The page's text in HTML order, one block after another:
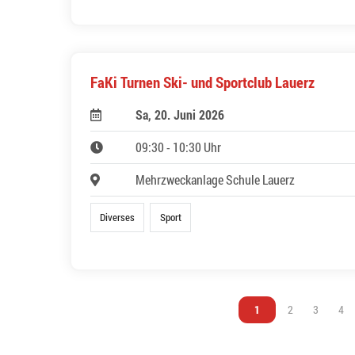
FaKi Turnen Ski- und Sportclub Lauerz
Sa, 20. Juni 2026
09:30 - 10:30 Uhr
Mehrzweckanlage Schule Lauerz
Diverses Sport
Vous êtes sur la page
1 Vous êtes sur la
2 Vous êtes
3 4